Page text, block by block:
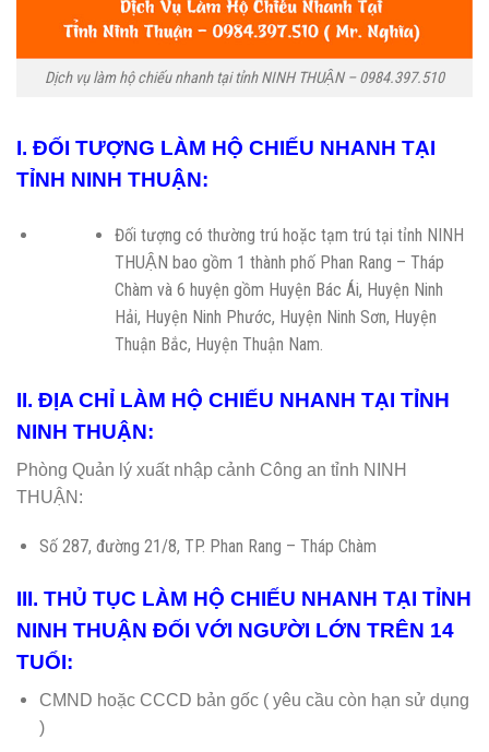
Dịch vụ làm hộ chiếu nhanh tại tỉnh NINH THUẬN – 0984.397.510
I. ĐỐI TƯỢNG LÀM HỘ CHIẾU NHANH TẠI
TỈNH NINH THUẬN:
Đối tượng có thường trú hoặc tạm trú tại tỉnh NINH
THUẬN bao gồm 1 thành phố Phan Rang – Tháp
Chàm và 6 huyện gồm Huyện Bác Ái, Huyện Ninh
Hải, Huyện Ninh Phước, Huyện Ninh Sơn, Huyện
Thuận Bắc, Huyện Thuận Nam.
II. ĐỊA CHỈ LÀM HỘ CHIẾU NHANH TẠI TỈNH
NINH THUẬN:
Phòng Quản lý xuất nhập cảnh Công an tỉnh NINH
THUẬN:
Số 287, đường 21/8, TP. Phan Rang – Tháp Chàm
III. THỦ TỤC LÀM HỘ CHIẾU NHANH TẠI TỈNH
NINH THUẬN ĐỐI VỚI NGƯỜI LỚN TRÊN 14
TUỔI:
CMND hoặc CCCD bản gốc ( yêu cầu còn hạn sử dụng
)